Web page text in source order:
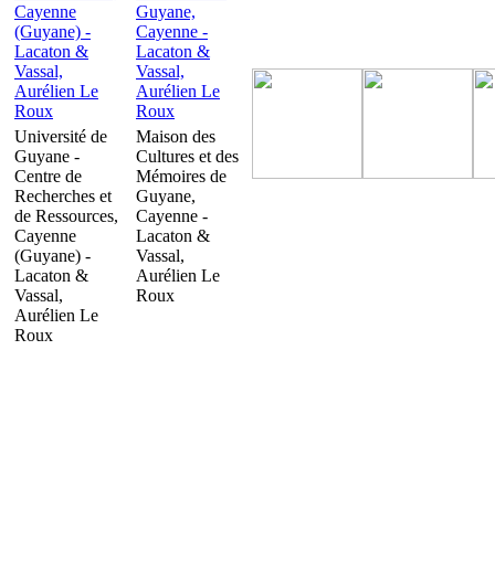
Université de
Guyane -
Centre de
Recherches et
de Ressources,
Cayenne
(Guyane) -
Lacaton &
Vassal,
Aurélien Le
Roux
Maison des
Cultures et des
Mémoires de
Guyane,
Cayenne -
Lacaton &
Vassal,
Aurélien Le
Roux